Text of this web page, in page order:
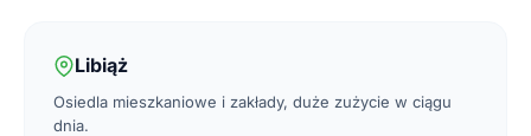
Libiąż
Osiedla mieszkaniowe i zakłady, duże zużycie w ciągu
dnia.